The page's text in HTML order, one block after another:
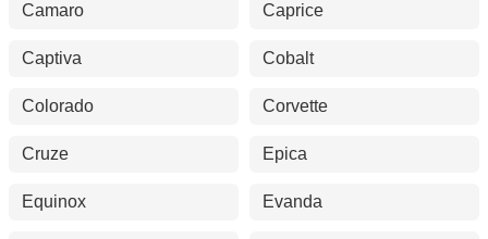
Camaro Caprice
Captiva Cobalt
Colorado Corvette
Cruze Epica
Equinox Evanda